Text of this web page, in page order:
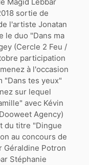
Magid Lebbar
sortie de
l'artiste Jonatan
le duo "Dans ma
(Cercle 2 Feu /
participation
à l'occasion
"Dans tes yeux"
sur lequel
avec Kévin
Agency)
du titre "Dingue
au concours de
Géraldine Potron
Stéphanie